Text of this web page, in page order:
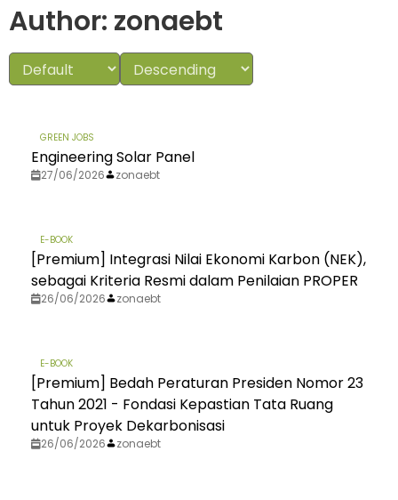
Author: zonaebt
GREEN JOBS
Engineering Solar Panel
27/06/2026 zonaebt
E-BOOK
[Premium] Integrasi Nilai Ekonomi Karbon (NEK),
sebagai Kriteria Resmi dalam Penilaian PROPER
26/06/2026 zonaebt
E-BOOK
[Premium] Bedah Peraturan Presiden Nomor 23
Tahun 2021 - Fondasi Kepastian Tata Ruang
untuk Proyek Dekarbonisasi
26/06/2026 zonaebt